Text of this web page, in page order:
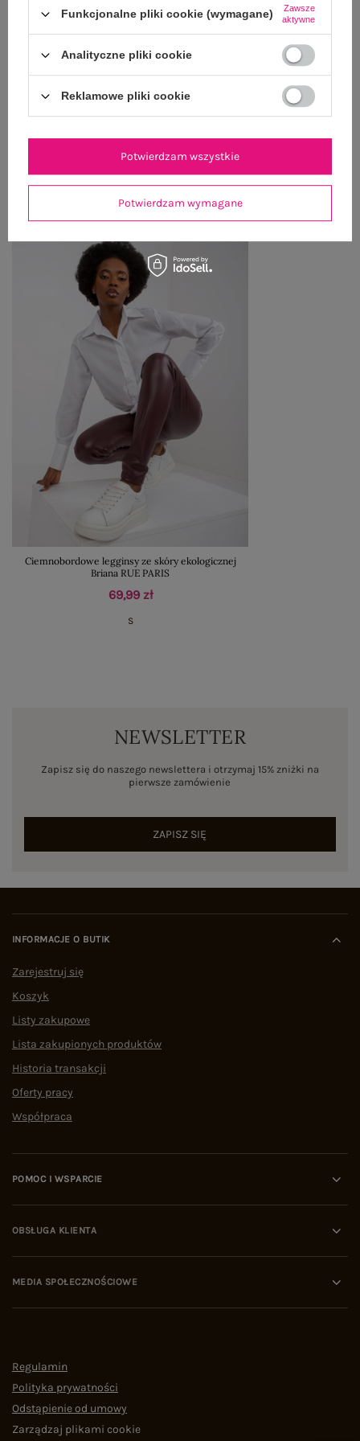
OPINIE O PRODUKCIE (12)
OSTATNIO OGLĄDANE
Ciemnobordowe legginsy ze skóry ekologicznej
Briana RUE PARIS
69,99 zł
S
NEWSLETTER
Zapisz się do naszego newslettera i otrzymaj 15% zniżki na
pierwsze zamówienie
ZAPISZ SIĘ
INFORMACJE O BUTIK
Zarejestruj się
Koszyk
Listy zakupowe
Lista zakupionych produktów
Historia transakcji
Oferty pracy
Współpraca
POMOC I WSPARCIE
OBSŁUGA KLIENTA
MEDIA SPOŁECZNOŚCIOWE
Regulamin
Polityka prywatności
Odstąpienie od umowy
Zarządzaj plikami cookie
Funkcjonalne pliki cookie (wymagane)
Zawsze
aktywne
Analityczne pliki cookie
Reklamowe pliki cookie
Potwierdzam wymagane
Potwierdzam wszystkie